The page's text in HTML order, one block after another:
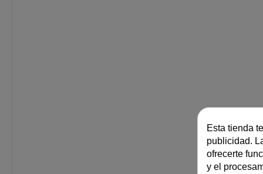
Esta tienda
publicidad.
ofrecerte
y el